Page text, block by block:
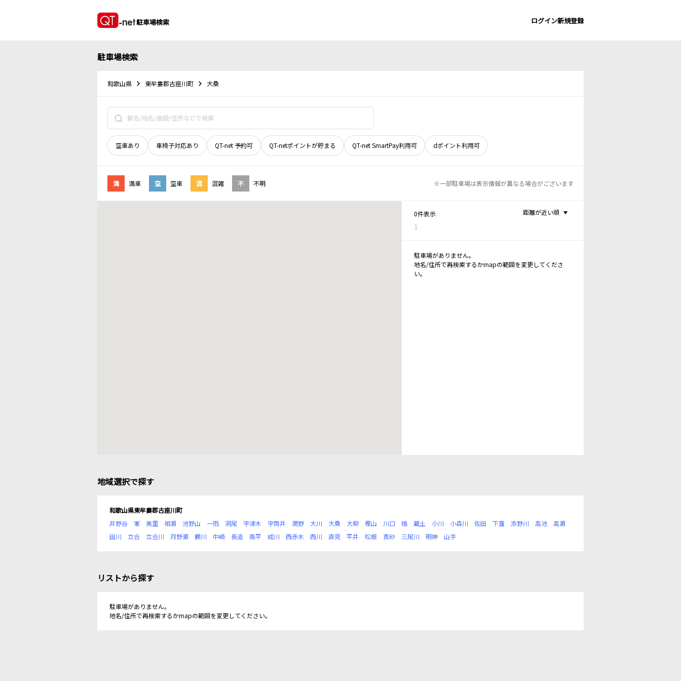
駐車場検索 ログイン新規登録
駐車場検索
和歌山県 東牟婁郡古座川町 大桑
空車あり 車椅子対応あり QT-net 予約可 QT-netポイントが貯まる QT-net SmartPay利用可 dポイント利用可
満 満車 空 空車 混 混雑 不 不明 ※一部駐車場は表示情報が異なる場合がございます
0件表示
1
距離が近い順
駐車場がありません。
地名/住所で再検索するかmapの範囲を変更してくださ
い。
地域選択で探す
和歌山県東牟婁郡古座川町
井野谷
峯 美里 相瀬 池野山 一雨 洞尾 宇津木 宇筒井 潤野 大川 大桑 大柳 樫山 川口 楠 蔵土 小川 小森川 佐田 下露 添野川 高池
高瀬
田川
立合 立合川 月野瀬 鶴川 中崎 長追 南平 成川 西赤木 西川 直見 平井 松根 真砂 三尾川 明神 山手
リストから探す
駐車場がありません。
地名/住所で再検索するかmapの範囲を変更してください。